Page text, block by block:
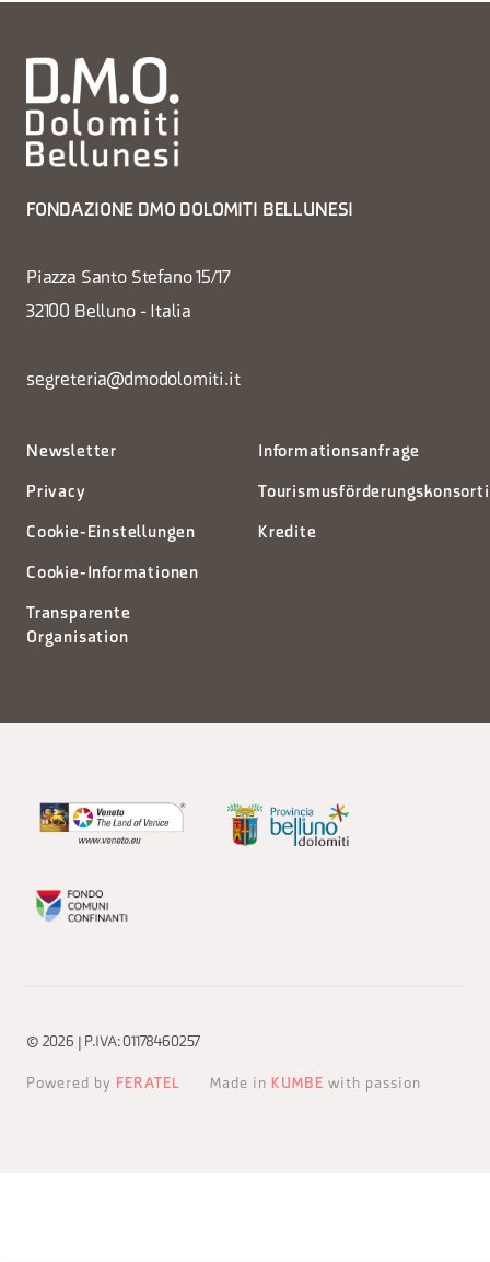
FONDAZIONE DMO DOLOMITI BELLUNESI
Piazza Santo Stefano 15/17
32100 Belluno - Italia
segreteria@dmodolomiti.it
Newsletter
Privacy
Cookie-Einstellungen
Cookie-Informationen
Transparente
Organisation
Informationsanfrage
Kredite
© 2026 | P.IVA: 01178460257
Powered by FERATEL Made in KUMBE with passion